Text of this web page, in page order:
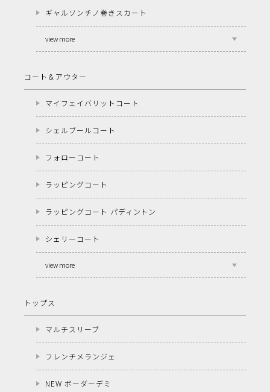
ギャルソンチノ巻きスカート
view more
コート＆アウター
マイフェイバリットコート
シェルブールコート
フォローコート
ラッピングコート
ラッピングコート パディントン
シェリーコート
view more
トップス
マルチスリーブ
フレンチメランジェ
NEW ボーダーデミ